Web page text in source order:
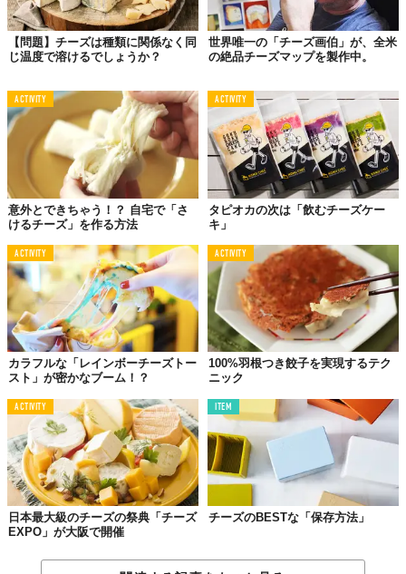
【問題】チーズは種類に関係なく同
じ温度で溶けるでしょうか？
世界唯一の「チーズ画伯」が、全米
の絶品チーズマップを製作中。
ACTIVITY
意外とできちゃう！？ 自宅で「さ
けるチーズ」を作る方法
ACTIVITY
タピオカの次は「飲むチーズケー
キ」
ACTIVITY
カラフルな「レインボーチーズトー
スト」が密かなブーム！？
ACTIVITY
100%羽根つき餃子を実現するテク
ニック
ACTIVITY
日本最大級のチーズの祭典「チーズ
EXPO」が大阪で開催
ITEM
チーズのBESTな「保存方法」